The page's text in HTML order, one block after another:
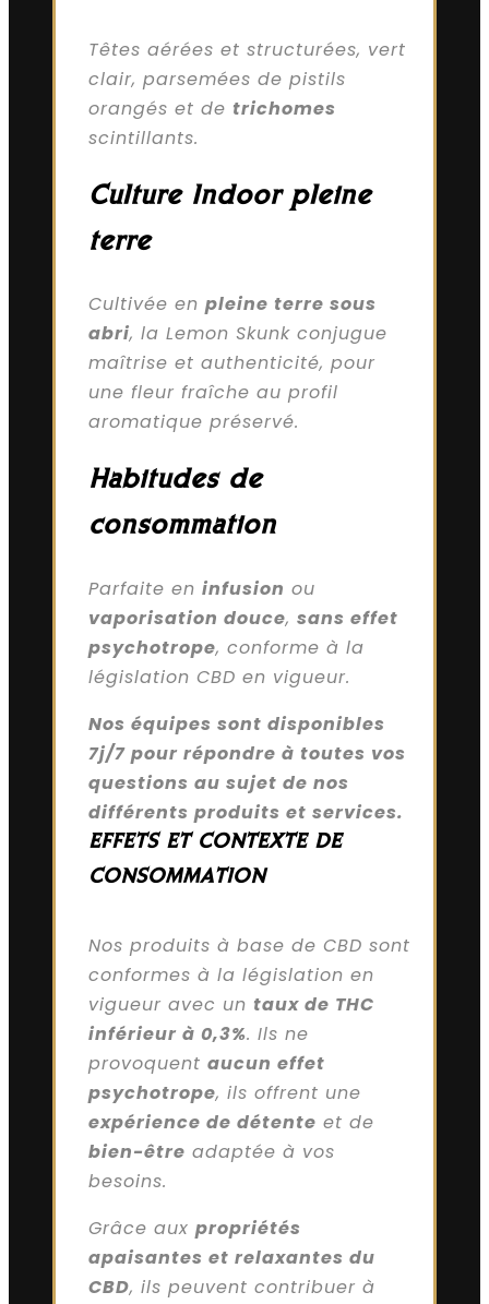
Têtes aérées et structurées, vert
clair, parsemées de pistils
orangés et de trichomes
scintillants.
Culture Indoor pleine
terre
Cultivée en pleine terre sous
abri, la Lemon Skunk conjugue
maîtrise et authenticité, pour
une fleur fraîche au profil
aromatique préservé.
Habitudes de
consommation
Parfaite en infusion ou
vaporisation douce, sans effet
psychotrope, conforme à la
législation CBD en vigueur.
Nos équipes sont disponibles
7j/7 pour répondre à toutes vos
questions au sujet de nos
différents produits et services.
EFFETS ET CONTEXTE DE
CONSOMMATION
Nos produits à base de CBD sont
conformes à la législation en
vigueur avec un taux de THC
inférieur à 0,3%. Ils ne
provoquent aucun effet
psychotrope, ils offrent une
expérience de détente et de
bien-être adaptée à vos
besoins.
Grâce aux propriétés
apaisantes et relaxantes du
CBD, ils peuvent contribuer à